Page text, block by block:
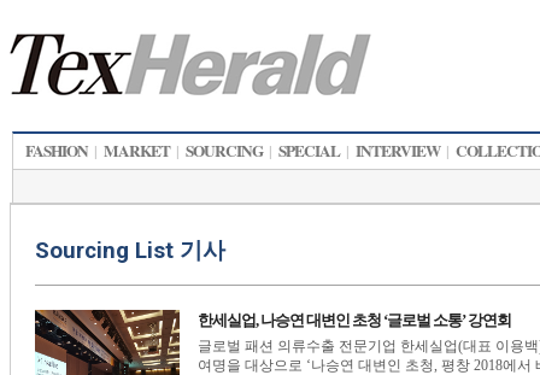
FASHION | MARKET | SOURCING | SPECIAL | INTERVIEW |
Sourcing List 기사
한세실업, 나승연 대변인 초청 ‘글로벌 소통’ 강연회
글로벌 패션 의류수출 전문기업 한세실업(대표 이용
여명을 대상으로 ‘나승연 대변인 초청, 평창 2018에